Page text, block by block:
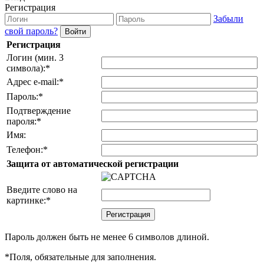
Регистрация
Забыли
свой пароль?
Регистрация
Логин (мин. 3
символа):*
Адрес e-mail:*
Пароль:*
Подтверждение
пароля:*
Имя:
Телефон:*
Защита от автоматической регистрации
Введите слово на
картинке:*
Пароль должен быть не менее 6 символов длиной.
*Поля, обязательные для заполнения.